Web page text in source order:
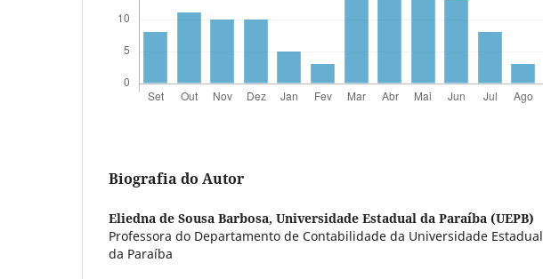
Biografia do Autor
Eliedna de Sousa Barbosa, Universidade Estadual da Paraíba (UEPB)
Professora do Departamento de Contabilidade da Universidade Estadual
da Paraíba